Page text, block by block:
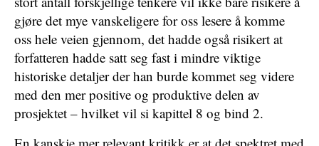
gjøre det mye vanskeligere for oss lesere å komme
oss hele veien gjennom, det hadde også risikert at
forfatteren hadde satt seg fast i mindre viktige
historiske detaljer der han burde kommet seg videre
med den mer positive og produktive delen av
prosjektet – hvilket vil si kapittel 8 og bind 2.